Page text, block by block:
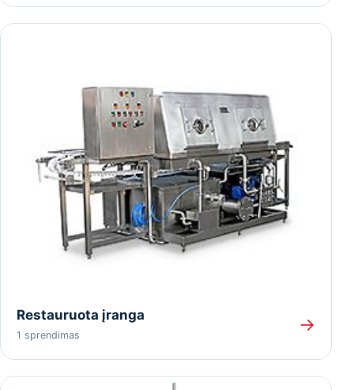
Restauruota įranga
1 sprendimas
→